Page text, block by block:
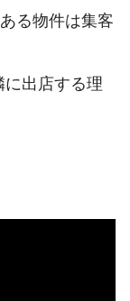
る物件は集客
出店する理